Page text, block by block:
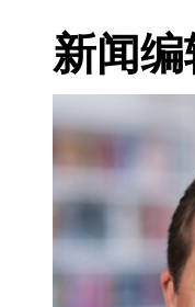
新闻